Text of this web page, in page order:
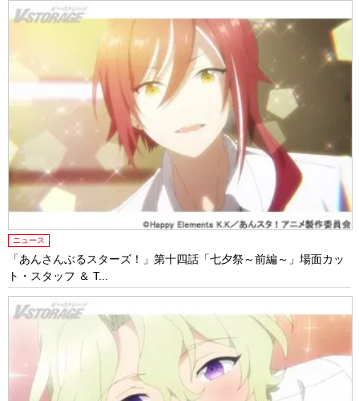
ニュース
「あんさんぶるスターズ！」第十四話「七夕祭～前編～」場面カッ
ト・スタッフ ＆ T...